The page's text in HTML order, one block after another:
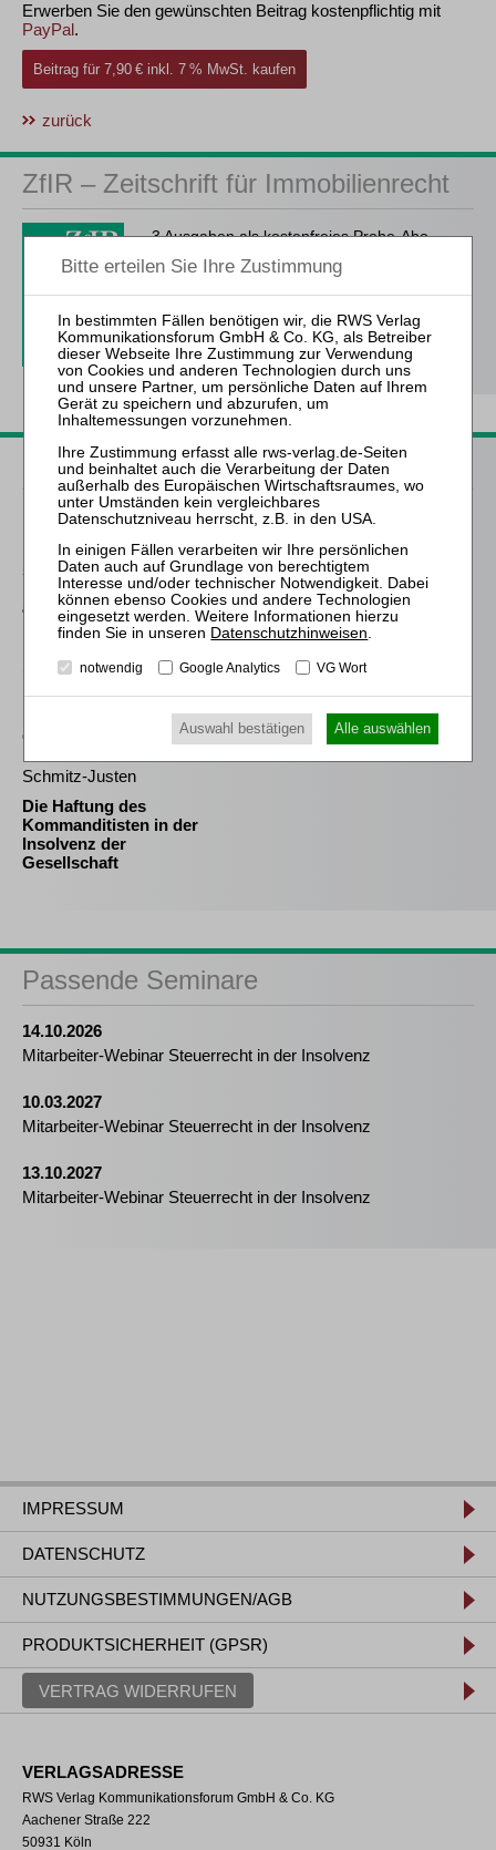
Erwerben Sie den gewünschten Beitrag kostenpflichtig mit
PayPal.
Beitrag für 7,90 € inkl. 7 % MwSt. kaufen
zurück
ZfIR – Zeitschrift für Immobilienrecht
3 Ausgaben als kostenfreies Probe-Abo
inkl. 14 Tage kostenfreie ZfIR-
Probe-Abo bestellen
Passende Bücher
Meyer
Die Freigabe der
selbständigen Tätigkeit
nach § 35 Abs. 2 InsO aus
arbeitsrechtlicher
Perspektive
Schröder
Die Reform des
Eigenkapitalersatzrechts
durch das MoMiG
Schmitz-Justen
Die Haftung des
Kommanditisten in der
Insolvenz der
Gesellschaft
Passende Seminare
14.10.2026
Mitarbeiter-Webinar Steuerrecht in der Insolvenz
10.03.2027
Mitarbeiter-Webinar Steuerrecht in der Insolvenz
13.10.2027
Mitarbeiter-Webinar Steuerrecht in der Insolvenz
IMPRESSUM
DATENSCHUTZ
NUTZUNGSBESTIMMUNGEN/AGB
PRODUKTSICHERHEIT (GPSR)
VERTRAG WIDERRUFEN
VERLAGSADRESSE
RWS Verlag Kommunikationsforum GmbH & Co. KG
Aachener Straße 222
50931 Köln
Datenschutzhinweisen.
notwendig Google Analytics VG Wort
Auswahl bestätigen Alle auswählen